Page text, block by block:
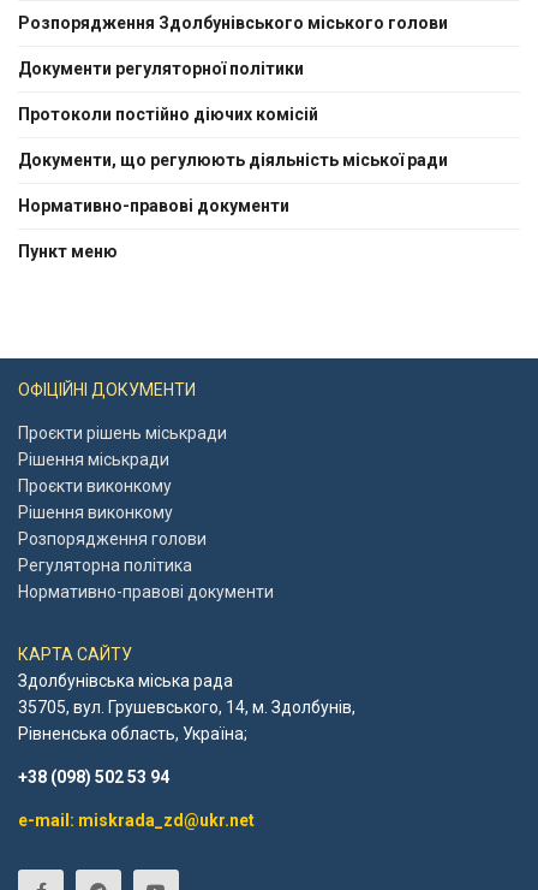
Розпорядження Здолбунівського міського голови
Документи регуляторної політики
Протоколи постійно діючих комісій
Документи, що регулюють діяльність міської ради
Нормативно-правовi документи
Пункт меню
ОФІЦІЙНІ ДОКУМЕНТИ
Проєкти рішень міськради
Рішення міськради
Проєкти виконкому
Рішення виконкому
Розпорядження голови
Регуляторна політика
Нормативно-правові документи
КАРТА САЙТУ
Здолбунівська міська рада
35705, вул. Грушевського, 14, м. Здолбунів,
Рівненська область, Україна;
+38 (098) 502 53 94
e-mail: miskrada_zd@ukr.net